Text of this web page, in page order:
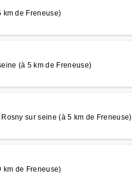
km de Freneuse)
(à 5 km de Freneuse)
sur seine (à 5 km de Freneuse)
km de Freneuse)